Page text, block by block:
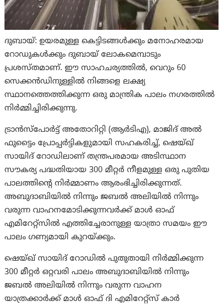
ദുബായ്: ഉയരമുള്ള കെട്ടിടങ്ങൾക്കും മനോഹരമായ
റോഡുകൾക്കും ദുബായ് ലോകമെമ്പാടും
പ്രശസ്തമാണ്. ഈ സാഹചര്യത്തിൽ, വെറും 60
സെക്കൻഡിനുള്ളിൽ നിങ്ങളെ ലക്ഷ്യ
സ്ഥാനത്തെത്തിക്കുന്ന ഒരു മാന്ത്രിക പാലം നഗരത്തിൽ
നിർമ്മിച്ചിരിക്കുന്നു.
ട്രാൻസ്‌പോർട്ട് അതോറിറ്റി (ആർ‌ടി‌എ), മാജിദ് അൽ
ഫുട്ടൈം പ്രോപ്പർട്ടികളുമായി സഹകരിച്ച്, ഷെയ്ഖ്
സായിദ് റോഡിലാണ് തന്ത്രപരമായ അടിസ്ഥാന
സൗകര്യ പദ്ധതിയായ 300 മീറ്റർ നീളമുള്ള ഒരു പുതിയ
പാലത്തിന്റെ നിർമ്മാണം ആരംഭിച്ചിരിക്കുന്നത്.
അബുദാബിയിൽ നിന്നും ജബൽ അലിയിൽ നിന്നും
വരുന്ന വാഹനമോടിക്കുന്നവർക്ക് മാൾ ഓഫ്
എമിറേറ്റ്‌സിൽ എത്തിച്ചേരാനുള്ള യാത്രാ സമയം ഈ
പാലം ഗണ്യമായി കുറയ്ക്കും.
ഷെയ്ഖ് സായിദ് റോഡിൽ പുതുതായി നിർമ്മിക്കുന്ന
300 മീറ്റർ ഒറ്റവരി പാലം അബുദാബിയിൽ നിന്നും
ജബൽ അലിയിൽ നിന്നും വരുന്ന വാഹന
യാത്രക്കാർക്ക് മാൾ ഓഫ് ദി എമിറേറ്റ്‌സ് കാർ